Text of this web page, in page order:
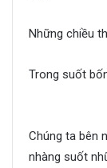
Những chiều
Trong suốt
Chúng ta bên
nhàng suốt